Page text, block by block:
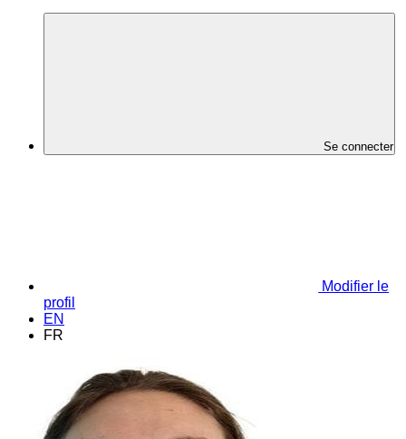
Se connecter
Modifier le
profil
EN
FR